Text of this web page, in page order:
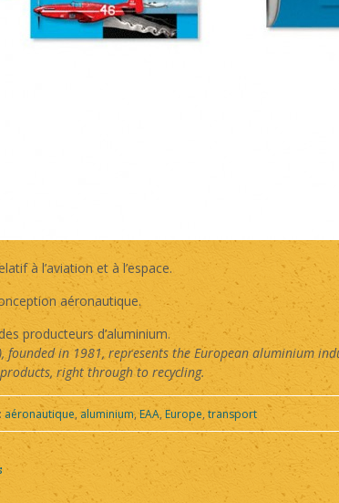
à l’aviation et à l’espace.
aéronautique.
producteurs d’aluminium.
founded in 1981, represents the European aluminium
right through to recycling.
aéronautique, aluminium, EAA,Europe, transport